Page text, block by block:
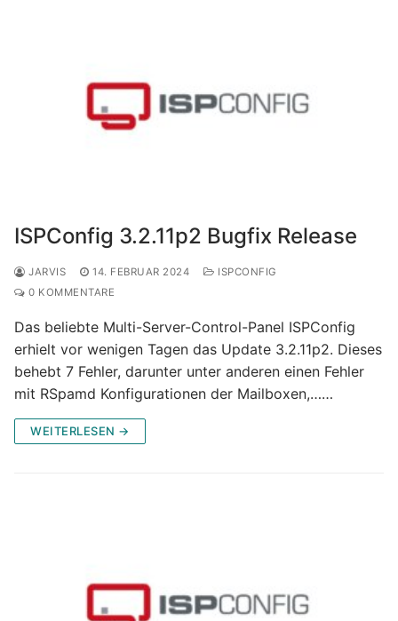
ISPConfig 3.2.11p2 Bugfix Release
JARVIS 14. FEBRUAR 2024
ISPCONFIG
0 KOMMENTARE
Das beliebte Multi-Server-Control-Panel ISPConfig
erhielt vor wenigen Tagen das Update 3.2.11p2. Dieses
behebt 7 Fehler, darunter unter anderen einen Fehler
mit RSpamd Konfigurationen der Mailboxen,……
WEITERLESEN →